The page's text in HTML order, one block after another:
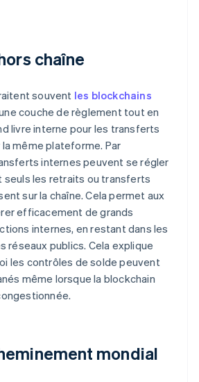
chaîne
souvent les blockchains
couche de règlement tout en
livre interne pour les transferts
même plateforme. Par
internes peuvent se régler
seuls les retraits ou transferts
sur la chaîne. Cela permet aux
efficacement de grands
internes, en restant dans les
réseaux publics. Cela explique
les contrôles de solde peuvent
même lorsque la blockchain
mondial